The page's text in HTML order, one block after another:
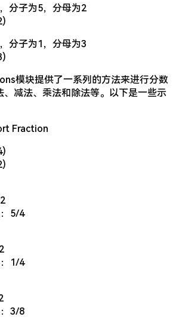
分子为5，分母为2
分子为1，分母为3
模块提供了一系列的方法来进行分数
、减法、乘法和除法等。以下是一些示
Fraction
5/4
1/4
3/8